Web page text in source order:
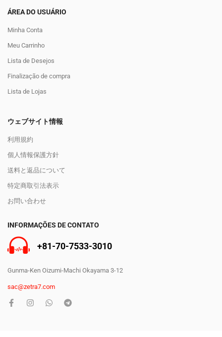
ÁREA DO USUÁRIO
Minha Conta
Meu Carrinho
Lista de Desejos
Finalização de compra
Lista de Lojas
ウェブサイト情報
利用規約
個人情報保護方針
送料と返品について
特定商取引法表示
お問い合わせ
INFORMAÇÕES DE CONTATO
+81-70-7533-3010
Gunma-Ken Oizumi-Machi Okayama 3-12
sac@zetra7.com